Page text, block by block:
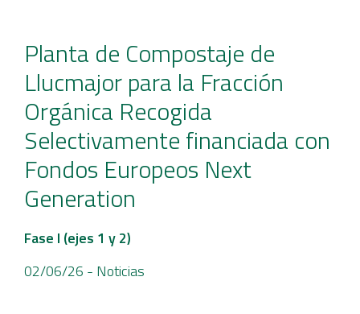
Planta de Compostaje de
Llucmajor para la Fracción
Orgánica Recogida
Selectivamente financiada con
Fondos Europeos Next
Generation
Fase I (ejes 1 y 2)
02/06/26 - Noticias